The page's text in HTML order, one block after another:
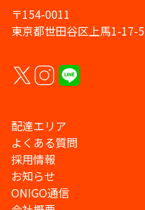
〒154-0011
東京都世田谷区上馬1-17-5
配達エリア
よくある質問
採用情報
お知らせ
ONIGO通信